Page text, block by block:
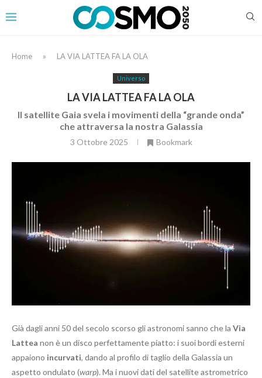
Home » LA VIA LATTEA FA LA OLA
Universo
LA VIA LATTEA FA LA OLA
Il satellite Gaia svela i movimenti della “grande onda”
che attraversa la nostra Galassia
3 Ottobre 2025 Bookmark
Già dagli anni 50 del secolo scorso gli astronomi sanno che la Via
Lattea non è un disco perfettamente piatto: i suoi bordi esterni
appaiono incurvati, dando al profilo di taglio della Galassia un
aspetto ondulato (warp). Ma i nuovi dati del satellite astrometrico